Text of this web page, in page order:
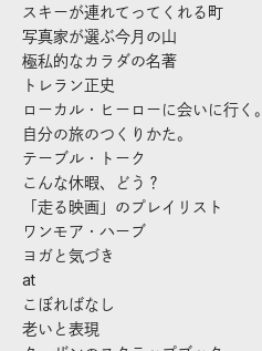
スキーが連れてってくれる町
写真家が選ぶ今月の山
極私的なカラダの名著
トレラン正史
ローカル・ヒーローに会いに行く。
自分の旅のつくりかた。
テーブル・トーク
こんな休暇、どう？
「走る映画」のプレイリスト
ワンモア・ハーブ
ヨガと気づき
at
こぼればなし
老いと表現